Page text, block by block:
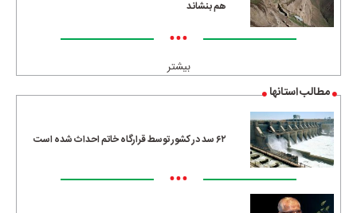
هم بنشاند
•••
بیشتر
مطالب استانها
۶۲ سد در کشور توسط قرارگاه خاتم احداث شده است
•••